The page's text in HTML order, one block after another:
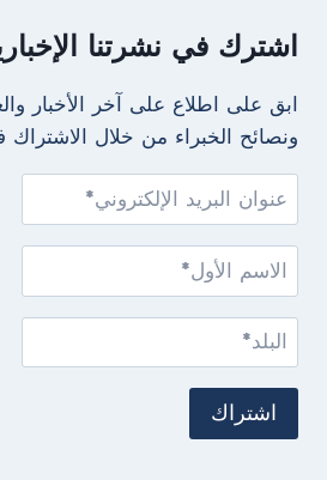
اشترك في نشرتنا
ابق على اطلاع على آخر الأخبار
ونصائح الخبراء من خلال الاشتراك